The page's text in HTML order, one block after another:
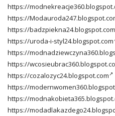
https://
https://
https://badzpiekna24.blogspot.com
https://uroda-i-styl24.blogspot.com
https://
https://
https://cozalozyc24.blogspot.com
https://
https://
https://